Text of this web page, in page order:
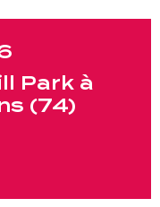
Park à
(74)